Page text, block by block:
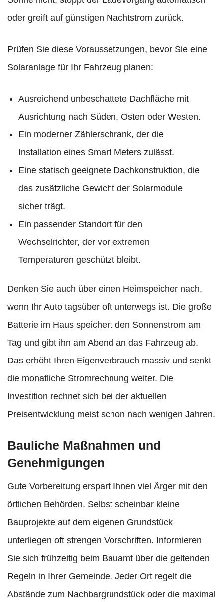
oder greift auf günstigen Nachtstrom zurück.
Prüfen Sie diese Voraussetzungen, bevor Sie eine
Solaranlage für Ihr Fahrzeug planen:
Ausreichend unbeschattete Dachfläche mit
Ausrichtung nach Süden, Osten oder Westen.
Ein moderner Zählerschrank, der die
Installation eines Smart Meters zulässt.
Eine statisch geeignete Dachkonstruktion, die
das zusätzliche Gewicht der Solarmodule
sicher trägt.
Ein passender Standort für den
Wechselrichter, der vor extremen
Temperaturen geschützt bleibt.
Denken Sie auch über einen Heimspeicher nach,
wenn Ihr Auto tagsüber oft unterwegs ist. Die große
Batterie im Haus speichert den Sonnenstrom am
Tag und gibt ihn am Abend an das Fahrzeug ab.
Das erhöht Ihren Eigenverbrauch massiv und senkt
die monatliche Stromrechnung weiter. Die
Investition rechnet sich bei der aktuellen
Preisentwicklung meist schon nach wenigen Jahren.
Bauliche Maßnahmen und
Genehmigungen
Gute Vorbereitung erspart Ihnen viel Ärger mit den
örtlichen Behörden. Selbst scheinbar kleine
Bauprojekte auf dem eigenen Grundstück
unterliegen oft strengen Vorschriften. Informieren
Sie sich frühzeitig beim Bauamt über die geltenden
Regeln in Ihrer Gemeinde. Jeder Ort regelt die
Abstände zum Nachbargrundstück oder die maximal